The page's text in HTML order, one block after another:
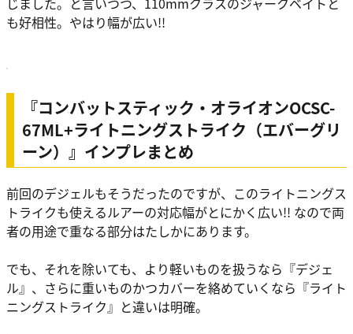
も好相性。やはり幅が広い!!
『コンバットスティック・オライオンOCSC-
67ML+ライトニングストライク（エバーグリ
ーン）』インプレまとめ
前回のデジェルもそうだったのですが、このライトニングス
トライクも使えるルアーの対応幅がとにかく広い!! なので両
者の用途で重なる部分はたしかにあります。
でも、それを除いても、より軽いものを扱うなら『デジェ
ル』、さらに重いものかつカバーを絡めていくなら『ライト
ニングストライク』と違いは明確。